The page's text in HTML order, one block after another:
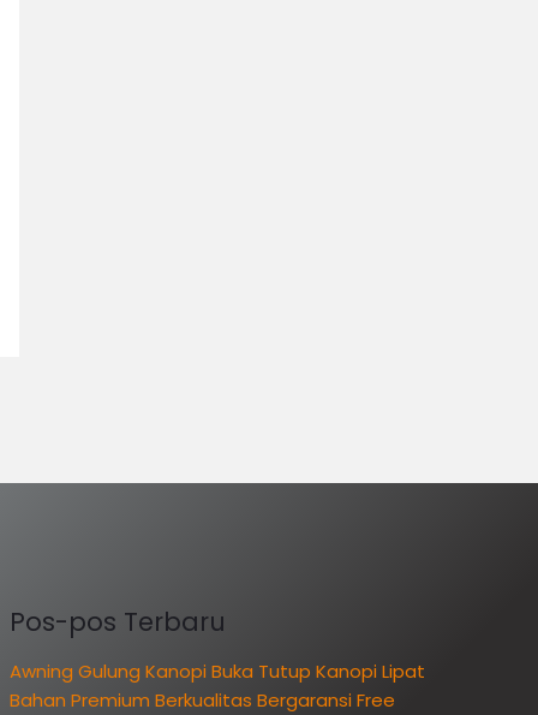
Pos-pos Terbaru
Awning Gulung Kanopi Buka Tutup Kanopi Lipat
Bahan Premium Berkualitas Bergaransi Free